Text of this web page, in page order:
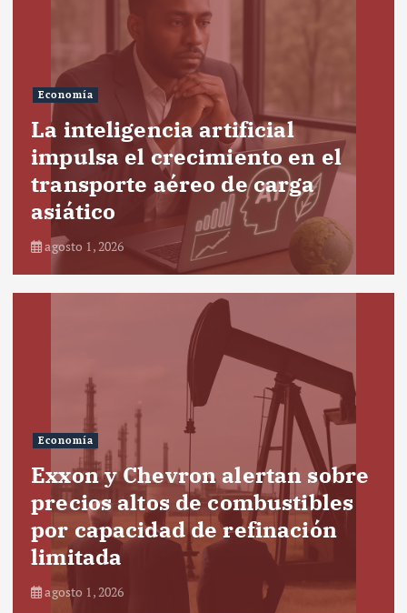
Economía
La inteligencia artificial
impulsa el crecimiento en el
transporte aéreo de carga
asiático
agosto 1, 2026
Economía
Exxon y Chevron alertan sobre
precios altos de combustibles
por capacidad de refinación
limitada
agosto 1, 2026